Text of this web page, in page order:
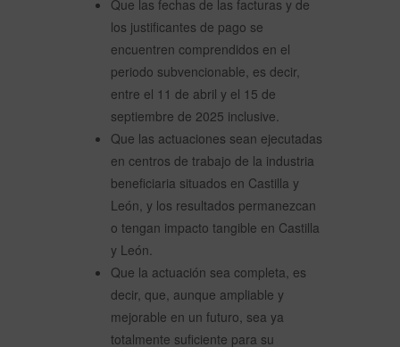
Que las fechas de las facturas y de
los justificantes de pago se
encuentren comprendidos en el
periodo subvencionable, es decir,
entre el 11 de abril y el 15 de
septiembre de 2025 inclusive.
Que las actuaciones sean ejecutadas
en centros de trabajo de la industria
beneficiaria situados en Castilla y
León, y los resultados permanezcan
o tengan impacto tangible en Castilla
y León.
Que la actuación sea completa, es
decir, que, aunque ampliable y
mejorable en un futuro, sea ya
totalmente suficiente para su